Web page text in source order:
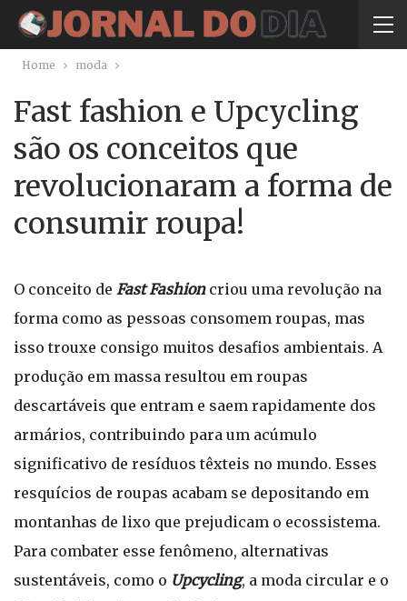
Home moda
Fast fashion e Upcycling
são os conceitos que
revolucionaram a forma de
consumir roupa!
O conceito de Fast Fashioncriou uma revolução na
forma como as pessoas consomem roupas, mas
isso trouxe consigo muitos desafios ambientais. A
produção em massa resultou em roupas
descartáveis que entram e saem rapidamente dos
armários, contribuindo para um acúmulo
significativo de resíduos têxteis no mundo. Esses
resquícios de roupas acabam se depositando em
montanhas de lixo que prejudicam o ecossistema.
Para combater esse fenômeno, alternativas
sustentáveis, como o Upcycling, a moda circular e o